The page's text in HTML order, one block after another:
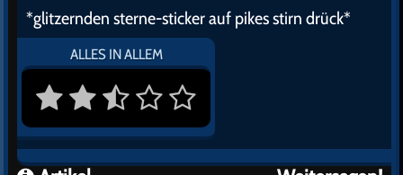
*glitzernden sterne-sticker auf pikes stirn drück*
ALLES IN ALLEM